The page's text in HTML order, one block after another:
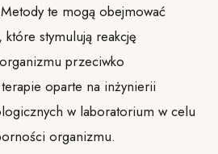
te mogą obejmować
stymulują reakcję
przeciwko
oparte na inżynierii
w laboratorium w celu
organizmu.